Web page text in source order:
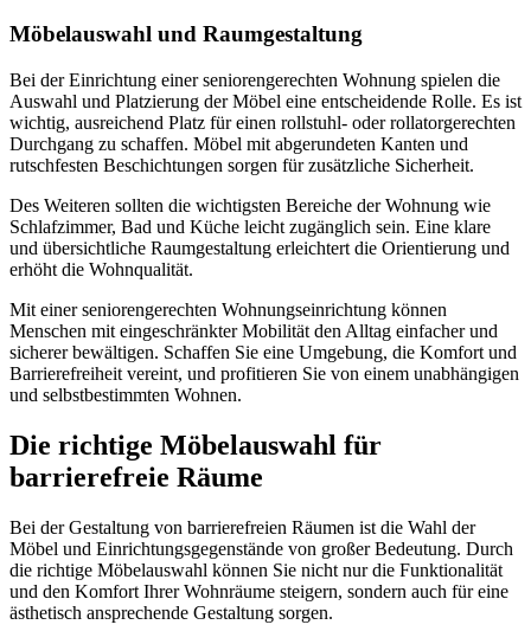
Möbelauswahl und Raumgestaltung
Bei der Einrichtung einer seniorengerechten Wohnung spielen die
Auswahl und Platzierung der Möbel eine entscheidende Rolle. Es ist
wichtig, ausreichend Platz für einen rollstuhl- oder rollatorgerechten
Durchgang zu schaffen. Möbel mit abgerundeten Kanten und
rutschfesten Beschichtungen sorgen für zusätzliche Sicherheit.
Des Weiteren sollten die wichtigsten Bereiche der Wohnung wie
Schlafzimmer, Bad und Küche leicht zugänglich sein. Eine klare
und übersichtliche Raumgestaltung erleichtert die Orientierung und
erhöht die Wohnqualität.
Mit einer seniorengerechten Wohnungseinrichtung können
Menschen mit eingeschränkter Mobilität den Alltag einfacher und
sicherer bewältigen. Schaffen Sie eine Umgebung, die Komfort und
Barrierefreiheit vereint, und profitieren Sie von einem unabhängigen
und selbstbestimmten Wohnen.
Die richtige Möbelauswahl für
barrierefreie Räume
Bei der Gestaltung von barrierefreien Räumen ist die Wahl der
Möbel und Einrichtungsgegenstände von großer Bedeutung. Durch
die richtige Möbelauswahl können Sie nicht nur die Funktionalität
und den Komfort Ihrer Wohnräume steigern, sondern auch für eine
ästhetisch ansprechende Gestaltung sorgen.